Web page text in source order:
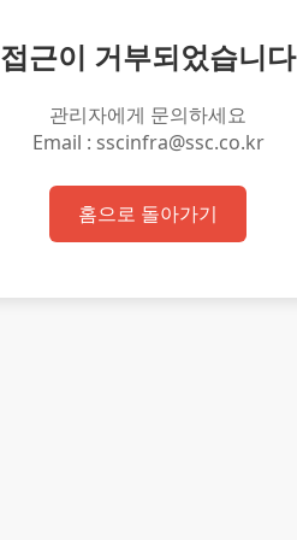
접근이 거부되었습니다
관리자에게 문의하세요
Email : sscinfra@ssc.co.kr
홈으로 돌아가기